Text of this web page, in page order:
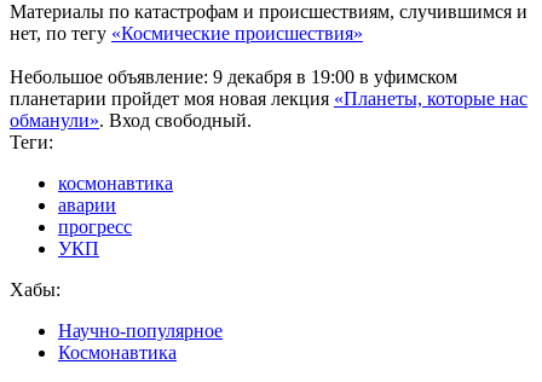
Материалы по катастрофам и происшествиям, случившимся и
нет, по тегу «Космические происшествия»
Небольшое объявление: 9 декабря в 19:00 в уфимском
планетарии пройдет моя новая лекция «Планеты, которые нас
обманули». Вход свободный.
Теги:
космонавтика
аварии
прогресс
УКП
Хабы:
Научно-популярное
Космонавтика